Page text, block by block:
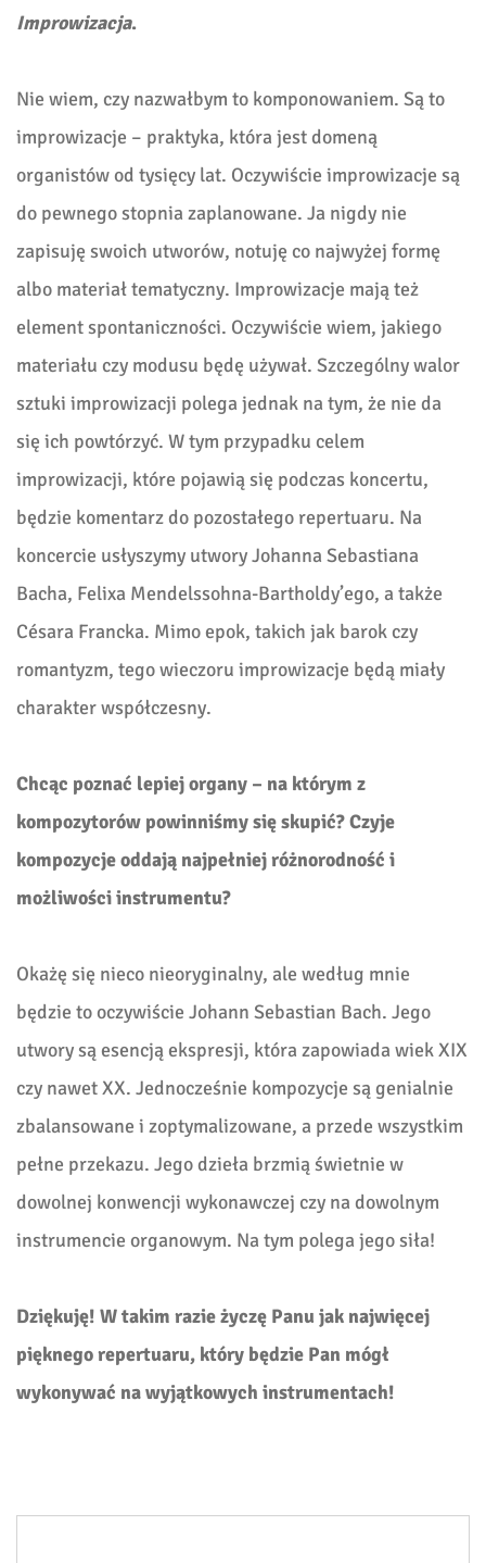
Improwizacja.
Nie wiem, czy nazwałbym to komponowaniem. Są to
improwizacje – praktyka, która jest domeną
organistów od tysięcy lat. Oczywiście improwizacje są
do pewnego stopnia zaplanowane. Ja nigdy nie
zapisuję swoich utworów, notuję co najwyżej formę
albo materiał tematyczny. Improwizacje mają też
element spontaniczności. Oczywiście wiem, jakiego
materiału czy modusu będę używał. Szczególny walor
sztuki improwizacji polega jednak na tym, że nie da
się ich powtórzyć. W tym przypadku celem
improwizacji, które pojawią się podczas koncertu,
będzie komentarz do pozostałego repertuaru. Na
koncercie usłyszymy utwory Johanna Sebastiana
Bacha, Felixa Mendelssohna-Bartholdy’ego, a także
Césara Francka. Mimo epok, takich jak barok czy
romantyzm, tego wieczoru improwizacje będą miały
charakter współczesny.
Chcąc poznać lepiej organy – na którym z
kompozytorów powinniśmy się skupić? Czyje
kompozycje oddają najpełniej różnorodność i
możliwości instrumentu?
Okażę się nieco nieoryginalny, ale według mnie
będzie to oczywiście Johann Sebastian Bach. Jego
utwory są esencją ekspresji, która zapowiada wiek XIX
czy nawet XX. Jednocześnie kompozycje są genialnie
zbalansowane i zoptymalizowane, a przede wszystkim
pełne przekazu. Jego dzieła brzmią świetnie w
dowolnej konwencji wykonawczej czy na dowolnym
instrumencie organowym. Na tym polega jego siła!
Dziękuję! W takim razie życzę Panu jak najwięcej
pięknego repertuaru, który będzie Pan mógł
wykonywać na wyjątkowych instrumentach!